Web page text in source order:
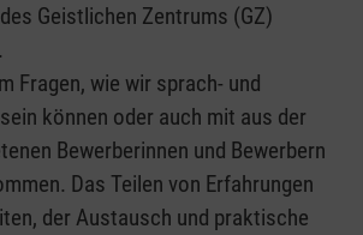
Geistlichen Zentrums (GZ)
Fragen, wie wir sprach- und
können oder auch mit aus der
Bewerberinnen und Bewerbern
Das Teilen von Erfahrungen
der Austausch und praktische